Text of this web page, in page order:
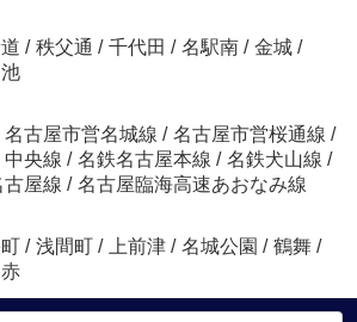
/ 秩父通 / 千代田 / 名駅南 / 金城 /
名古屋市営名城線 / 名古屋市営桜通線 /
中央線 / 名鉄名古屋本線 / 名鉄犬山線 /
屋線 / 名古屋臨海高速あおなみ線
/ 浅間町 / 上前津 / 名城公園 / 鶴舞 /